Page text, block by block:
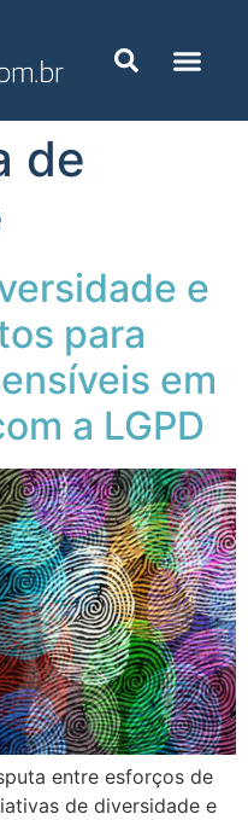
de
e
para
em
a LGPD
entre esforços de
de diversidade e